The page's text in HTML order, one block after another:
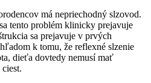
má nepriechodný slzovod.
tento problém klinicky prejavuje
sa prejavuje v prvých
k tomu, že reflexné slzenie
dieťa dovtedy nemusí mať